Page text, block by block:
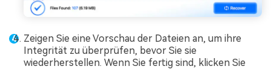
Zeigen Sie eine Vorschau der Dateien an, um ihre
Integrität zu überprüfen, bevor Sie sie
wiederherstellen. Wenn Sie fertig sind, klicken Sie